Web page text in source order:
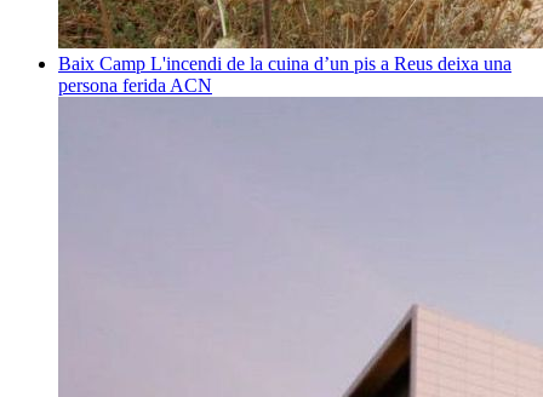
Baix Camp L'incendi de la cuina d’un pis a Reus deixa una
persona ferida ACN